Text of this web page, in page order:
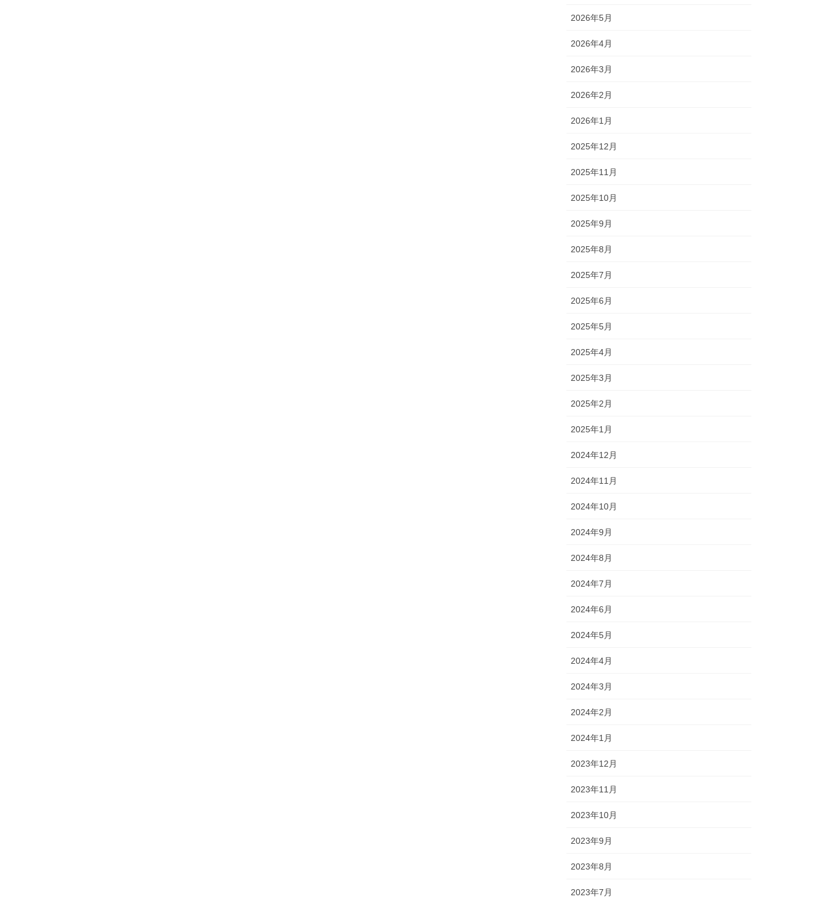
2026年5月
2026年4月
2026年3月
2026年2月
2026年1月
2025年12月
2025年11月
2025年10月
2025年9月
2025年8月
2025年7月
2025年6月
2025年5月
2025年4月
2025年3月
2025年2月
2025年1月
2024年12月
2024年11月
2024年10月
2024年9月
2024年8月
2024年7月
2024年6月
2024年5月
2024年4月
2024年3月
2024年2月
2024年1月
2023年12月
2023年11月
2023年10月
2023年9月
2023年8月
2023年7月